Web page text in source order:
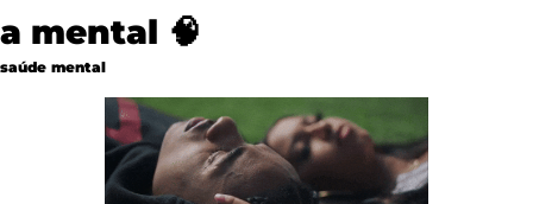
a mental 🧠
saúde mental